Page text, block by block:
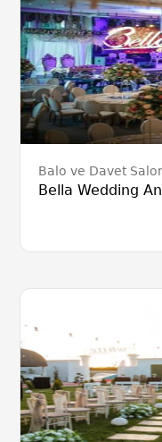
Balo ve Davet
Bella Wedding